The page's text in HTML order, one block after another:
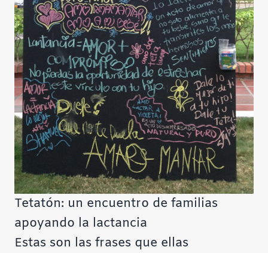
Tetatón: un encuentro de familias
apoyando la lactancia
Estas son las frases que ellas